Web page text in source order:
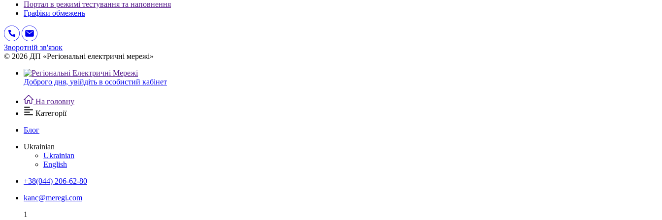
Портал в режимі тестування та наповнення
Графіки обмежень
Зворотній зв'язок
© 2026 ДП «Регіональні електричні мережі»
Доброго дня, увійдіть в особистий кабінет
На головну
Категорії
Блог
Ukrainian
Ukrainian
English
+38(044) 206-62-80
kanc@meregi.com
1